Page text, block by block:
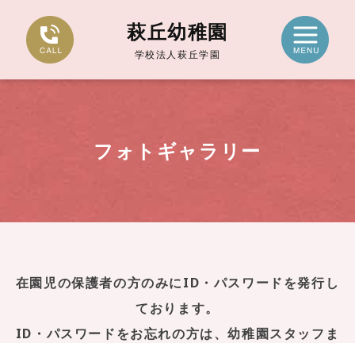
萩丘幼稚園
学校法人萩丘学園
フォトギャラリー
在園児の保護者の方のみにID・パスワードを発行し
ております。
ID・パスワードをお忘れの方は、幼稚園スタッフま